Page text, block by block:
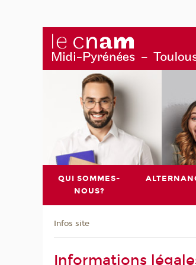
QUI SOMMES-
NOUS?
Infos site
Informations